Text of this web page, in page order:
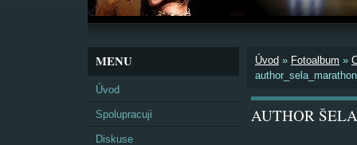
MENU
Úvod
Spolupracuji
Diskuse
Úvod » Fotoalbum »
AUTHOR